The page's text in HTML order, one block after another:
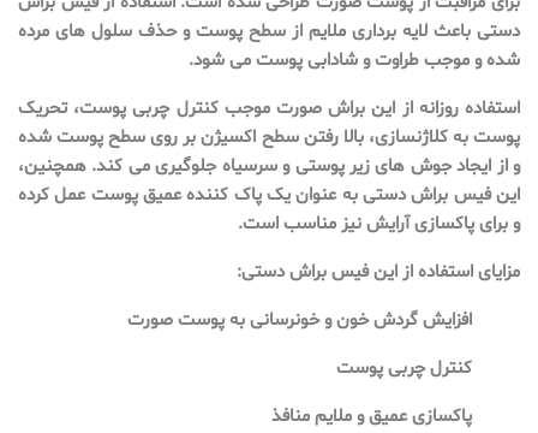
استفاده روزانه از این براش صورت موجب کنترل چربی پوست، تحریک
پوست به کلاژنسازی، بالا رفتن سطح اکسیژن بر روی سطح پوست شده
و از ایجاد جوش های زیر پوستی و سرسیاه جلوگیری می کند. همچنین،
این فیس براش دستی به عنوان یک پاک کننده عمیق پوست عمل کرده
و برای پاکسازی آرایش نیز مناسب است.
مزایای استفاده از این فیس براش دستی:
افزایش گردش خون و خونرسانی به پوست صورت
کنترل چربی پوست
پاکسازی عمیق و ملایم منافذ
کوچک کننده منافذ
دارای دو سری مویی و سیلیکونی